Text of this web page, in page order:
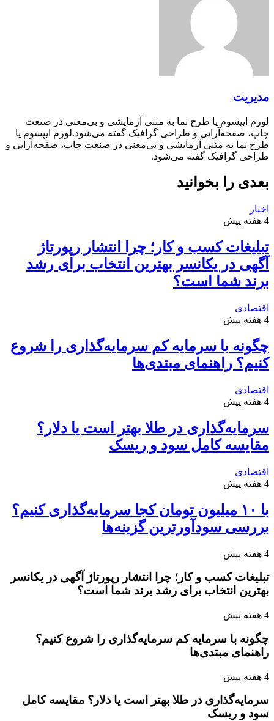
مدیریت
لورم ایپسوم یا طرح‌ نما به متنی آزمایشی و بی‌معنی در صنعت
چاپ، صفحه‌آرایی و طراحی گرافیک گفته می‌شود.لورم ایپسوم یا
طرح‌ نما به متنی آزمایشی و بی‌معنی در صنعت چاپ، صفحه‌آرایی و
طراحی گرافیک گفته می‌شود.
بعدی را بخوانید
اخبار
4 هفته پیش
تبلیغات کسب و کار؛ چرا انتشار رپورتاژ
آگهی در یکانسر بهترین انتخاب برای رشد
برند شما است؟
اقتصادی
4 هفته پیش
چگونه با سرمایه کم سرمایه‌گذاری را شروع
کنیم؟ راهنمای مبتدی‌ها
اقتصادی
4 هفته پیش
سرمایه‌گذاری در طلا بهتر است یا دلار؟
مقایسه کامل سود و ریسک
اقتصادی
4 هفته پیش
با ۱۰ میلیون تومان کجا سرمایه‌گذاری کنیم؟
بررسی سودآورترین گزینه‌ها
4 هفته پیش
تبلیغات کسب و کار؛ چرا انتشار رپورتاژ آگهی در یکانسر
بهترین انتخاب برای رشد برند شما است؟
4 هفته پیش
چگونه با سرمایه کم سرمایه‌گذاری را شروع کنیم؟
راهنمای مبتدی‌ها
4 هفته پیش
سرمایه‌گذاری در طلا بهتر است یا دلار؟ مقایسه کامل
سود و ریسک